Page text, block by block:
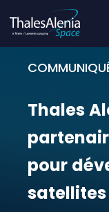
Thales
Thales
pour
satellites